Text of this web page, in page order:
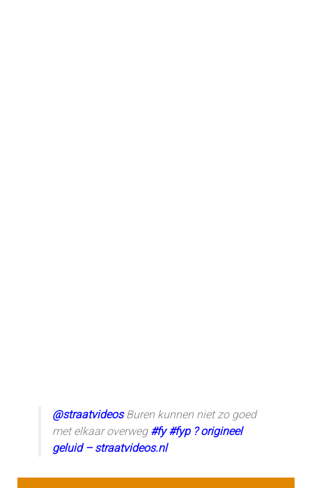
@straatvideosBuren kunnen niet zo goed
met elkaar overweg #fy #fyp ? origineel
geluid – straatvideos.nl